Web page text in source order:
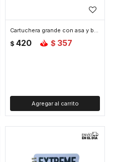
Cartuchera grande con asa y bolsillo inferior 21x12x9cm - Verde
$ 420 $ 357